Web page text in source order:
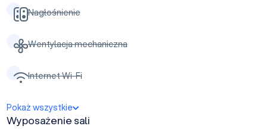
Nagłośnienie
Wentylacja mechaniczna
Internet Wi-Fi
Pokaż wszystkie
Wyposażenie sali